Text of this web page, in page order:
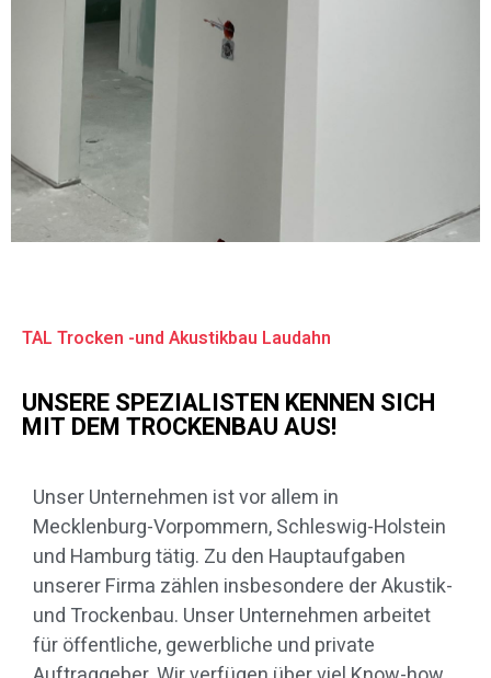
TAL Trocken -und Akustikbau Laudahn
UNSERE SPEZIALISTEN KENNEN SICH
MIT DEM TROCKENBAU AUS!
Unser Unternehmen ist vor allem in
Mecklenburg-Vorpommern, Schleswig-Holstein
und Hamburg tätig. Zu den Hauptaufgaben
unserer Firma zählen insbesondere der Akustik-
und Trockenbau. Unser Unternehmen arbeitet
für öffentliche, gewerbliche und private